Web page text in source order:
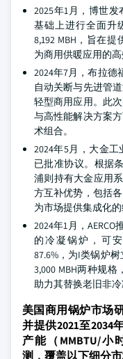
2025年1月，博世发
基础上进行全面升
8,192 MBH，旨在
为商用供暖应用的高
2024年7月，布拉德
自动关断与先进管
轻型商用应用。此
与高性能解决方案
术组合。
2024年5月，大金
已批准协议。根据
浦则持有大金应用
方互补优势，包括
为市场提供集成化的
2024年1月，
的冷凝锅炉，可
87.6%，为I类锅炉
3,000 MBH两种规
助力其替换老旧非
美国商用锅炉市场
并提供2021至2034
产能（MMBTU/小
测，覆盖以下细分市